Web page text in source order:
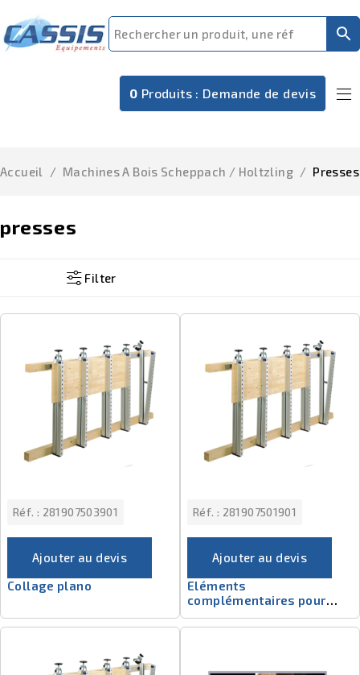
0 Produits : Demande de devis
presses
Accueil / Machines A Bois Scheppach / Holtzling / Presses
Filter
Réf. : 281907503901
Ajouter au devis
Collage plano
Réf. : 281907501901
Ajouter au devis
Eléments
complémentaires pour
Plano 5.0